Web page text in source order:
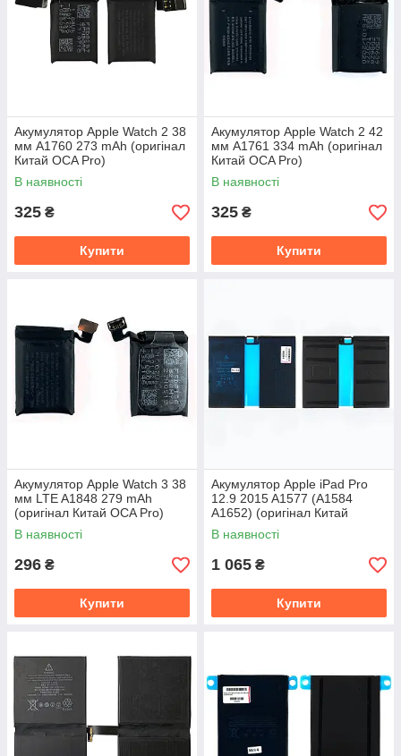
Акумулятор Apple Watch 2 38
мм A1760 273 mAh (оригінал
Китай OCA Pro)
В наявності
325 ₴
Купити
Акумулятор Apple Watch 2 42
мм A1761 334 mAh (оригінал
Китай OCA Pro)
В наявності
325 ₴
Купити
Акумулятор Apple Watch 3 38
мм LTE A1848 279 mAh
(оригінал Китай OCA Pro)
В наявності
296 ₴
Купити
Акумулятор Apple iPad Pro
12.9 2015 A1577 (A1584
A1652) (оригінал Китай
10307 mAh)
В наявності
1 065 ₴
Купити